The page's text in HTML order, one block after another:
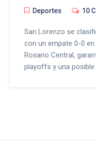
Deportes 10
San Lorenzo se
con un empate 0-0
Rosario Central,
playoffs y una